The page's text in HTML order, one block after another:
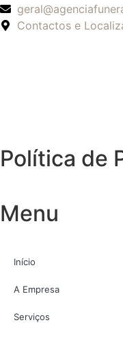
Contactos e
Política de
Menu
Início
A Empresa
Serviços